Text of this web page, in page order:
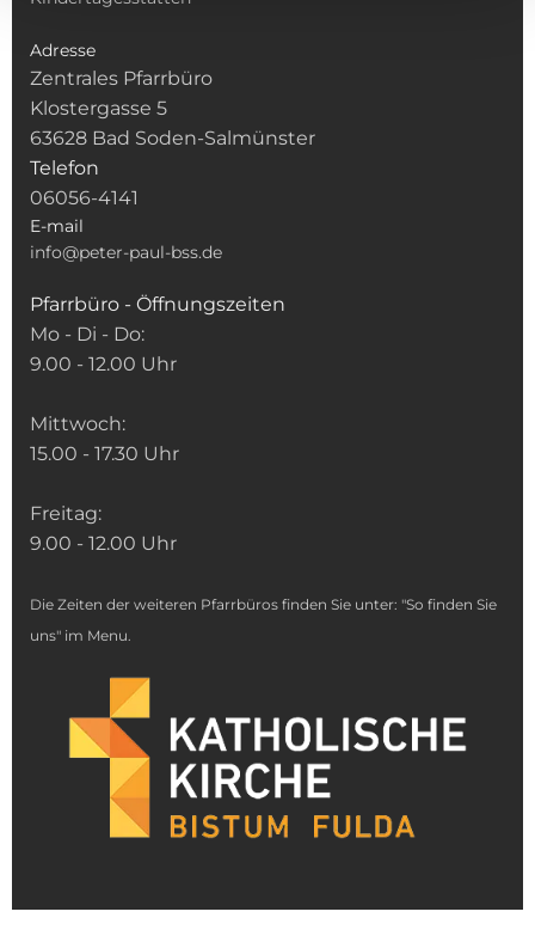
Adresse
Zentrales Pfarrbüro
Klostergasse 5
63628 Bad Soden-Salmünster
Telefon
06056-4141
E-mail
info@peter-paul-bss.de
Pfarrbüro - Öffnungszeiten
Mo - Di - Do:
9.00 - 12.00 Uhr
Mittwoch:
15.00 - 17.30 Uhr
Freitag:
9.00 - 12.00 Uhr
Die Zeiten der weiteren Pfarrbüros finden Sie unter: "So finden Sie
uns" im Menu.